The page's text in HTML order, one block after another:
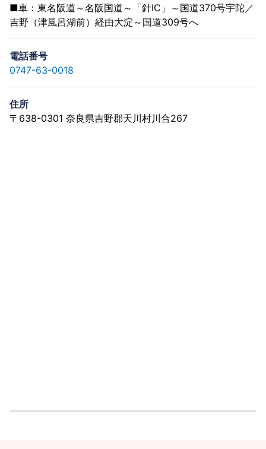
■車：東名阪道～名阪国道～「針IC」～国道370号宇陀／
吉野（津風呂湖前）経由大淀～国道309号へ
電話番号
0747-63-0018
住所
〒638-0301 奈良県吉野郡天川村川合267